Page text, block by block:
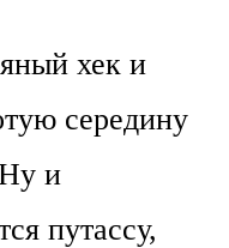
хек и
середину
и
путассу,